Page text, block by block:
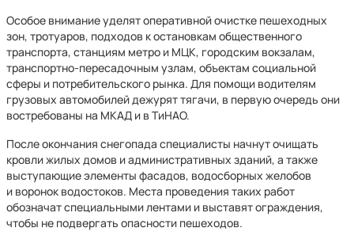
Особое внимание уделят оперативной очистке пешеходных
зон, тротуаров, подходов к остановкам общественного
транспорта, станциям метро и МЦК, городским вокзалам,
транспортно-пересадочным узлам, объектам социальной
сферы и потребительского рынка. Для помощи водителям
грузовых автомобилей дежурят тягачи, в первую очередь они
востребованы на МКАД и в ТиНАО.
После окончания снегопада специалисты начнут очищать
кровли жилых домов и административных зданий, а также
выступающие элементы фасадов, водосборных желобов
и воронок водостоков. Места проведения таких работ
обозначат специальными лентами и выставят ограждения,
чтобы не подвергать опасности пешеходов.